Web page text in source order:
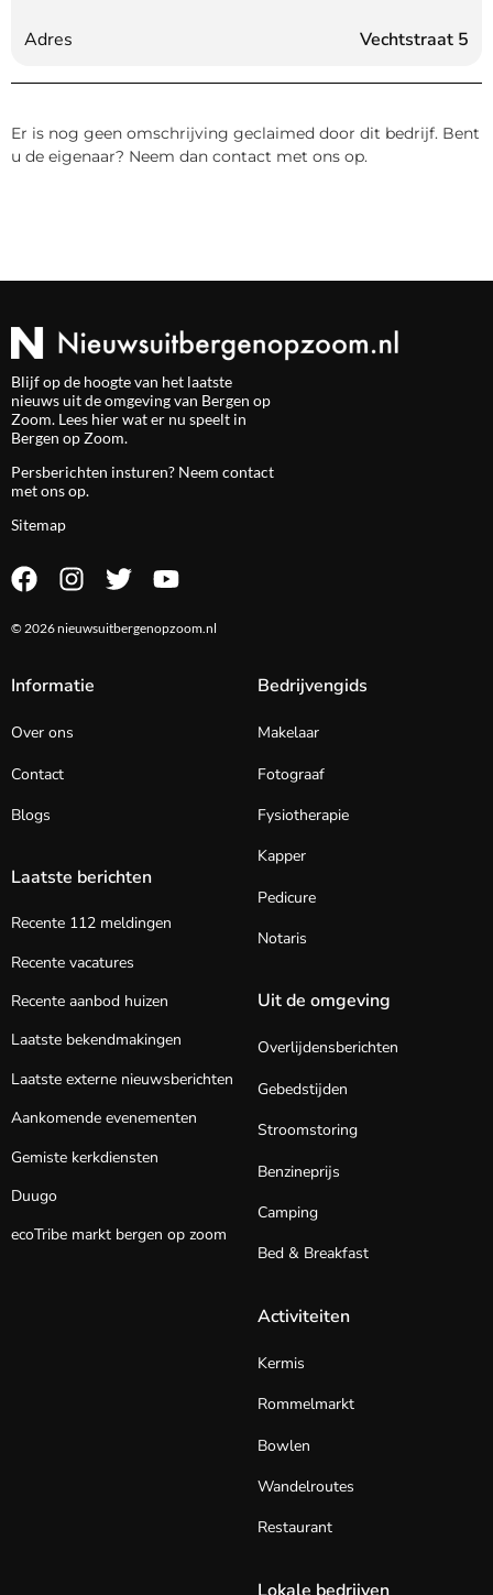
Adres Vechtstraat 5
Er is nog geen omschrijving geclaimed door dit bedrijf. Bent
u de eigenaar? Neem dan contact met ons op.
Blijf op de hoogte van het laatste
nieuws uit de omgeving van Bergen op
Zoom. Lees hier wat er nu speelt in
Bergen op Zoom.
Persberichten insturen? Neem contact
met ons op.
Sitemap
© 2026 nieuwsuitbergenopzoom.nl
Informatie
Over ons
Contact
Blogs
Laatste berichten
Recente 112 meldingen
Recente vacatures
Recente aanbod huizen
Laatste bekendmakingen
Laatste externe nieuwsberichten
Aankomende evenementen
Gemiste kerkdiensten
Duugo
ecoTribe markt bergen op zoom
Bedrijvengids
Makelaar
Fotograaf
Fysiotherapie
Kapper
Pedicure
Notaris
Uit de omgeving
Overlijdensberichten
Gebedstijden
Stroomstoring
Benzineprijs
Camping
Bed & Breakfast
Activiteiten
Kermis
Rommelmarkt
Bowlen
Wandelroutes
Restaurant